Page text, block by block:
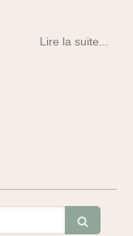
Lire la suite...